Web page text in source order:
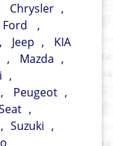
Chrysler ,
Ford
,
, Jeep ,
KIA
, Mazda ,
,
, Peugeot ,
,
, Suzuki ,